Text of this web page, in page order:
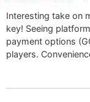
Interesting take on
key! Seeing
payment options
players.